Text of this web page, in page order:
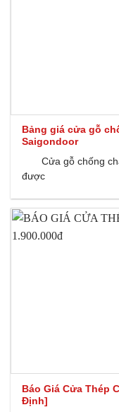
Bảng giá cửa gỗ
Saigondoor
Cửa gỗ chống
được
Báo Giá Cửa Thép
Định]